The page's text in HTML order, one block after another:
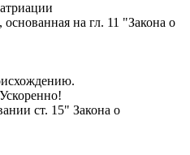
на гл. 11 "Закона о
ст. 15" Закона о